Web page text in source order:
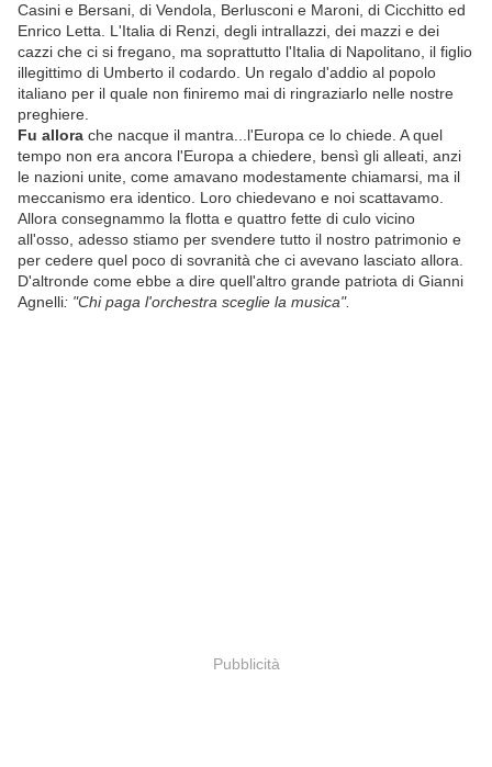
Casini e Bersani, di Vendola, Berlusconi e Maroni, di Cicchitto ed
Enrico Letta. L'Italia di Renzi, degli intrallazzi, dei mazzi e dei
cazzi che ci si fregano, ma soprattutto l'Italia di Napolitano, il figlio
illegittimo di Umberto il codardo. Un regalo d'addio al popolo
italiano per il quale non finiremo mai di ringraziarlo nelle nostre
preghiere.
Fu allora che nacque il mantra...l'Europa ce lo chiede. A quel
tempo non era ancora l'Europa a chiedere, bensì gli alleati, anzi
le nazioni unite, come amavano modestamente chiamarsi, ma il
meccanismo era identico. Loro chiedevano e noi scattavamo.
Allora consegnammo la flotta e quattro fette di culo vicino
all'osso, adesso stiamo per svendere tutto il nostro patrimonio e
per cedere quel poco di sovranità che ci avevano lasciato allora.
D'altronde come ebbe a dire quell'altro grande patriota di Gianni
Agnelli: "Chi paga l'orchestra sceglie la musica".
Pubblicità